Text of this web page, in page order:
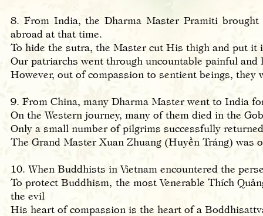
8. From India, the Dharma Master Pramiti
abroad at that time.
To hide the sutra, the Master cut His thigh and put it
Our patriarchs went through uncountable painful
However, out of compassion to sentient beings,
9. From China, many Dharma Master went to India
On the Western journey, many of them died in the
Only a small number of pilgrims successfully returned
The Grand Master Xuan Zhuang (Huyền Tráng) was
10. When Buddhists in Vietnam encountered the
To protect Buddhism, the most Venerable Thích
the evil
His heart of compassion is the heart of a